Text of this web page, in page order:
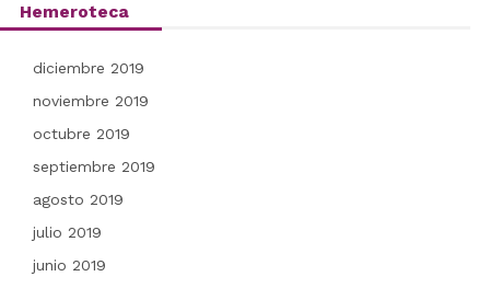
Hemeroteca
diciembre 2019
noviembre 2019
octubre 2019
septiembre 2019
agosto 2019
julio 2019
junio 2019